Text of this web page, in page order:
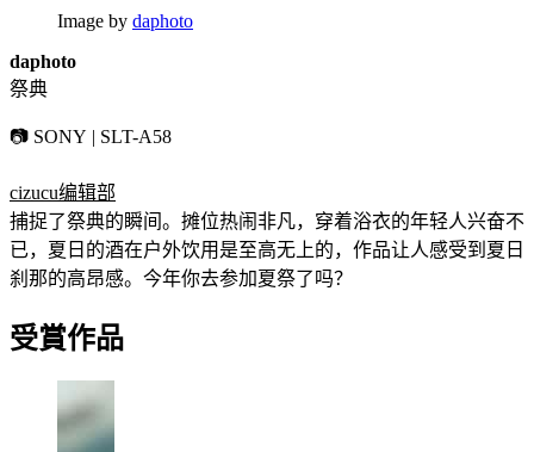
Image by daphoto
daphoto
祭典
📷 SONY | SLT-A58
cizucu编辑部
捕捉了祭典的瞬间。摊位热闹非凡，穿着浴衣的年轻人兴奋不
已，夏日的酒在户外饮用是至高无上的，作品让人感受到夏日
刹那的高昂感。今年你去参加夏祭了吗？
受賞作品